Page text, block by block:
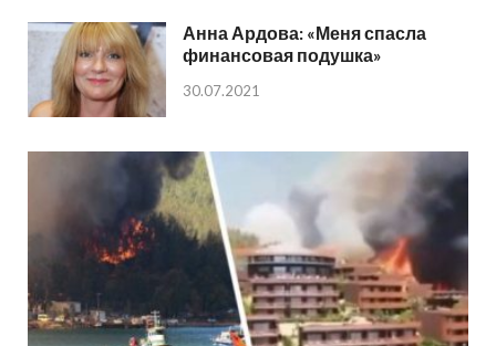
Анна Ардова: «Меня спасла
финансовая подушка»
30.07.2021